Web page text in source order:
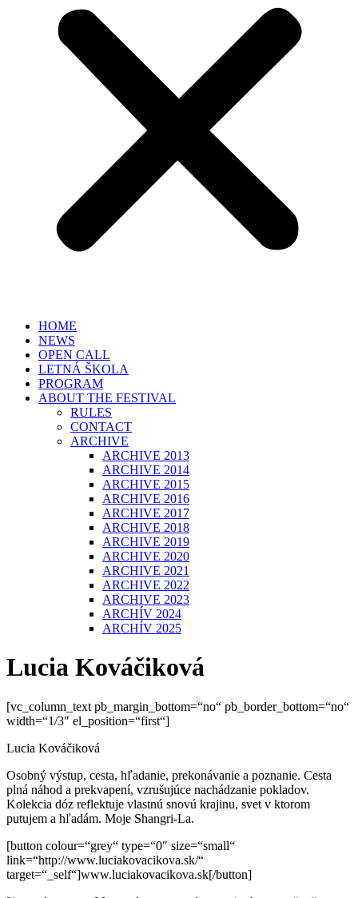
HOME
NEWS
OPEN CALL
LETNÁ ŠKOLA
PROGRAM
ABOUT THE FESTIVAL
RULES
CONTACT
ARCHIVE
ARCHIVE 2013
ARCHIVE 2014
ARCHIVE 2015
ARCHIVE 2016
ARCHIVE 2017
ARCHIVE 2018
ARCHIVE 2019
ARCHIVE 2020
ARCHIVE 2021
ARCHIVE 2022
ARCHIVE 2023
ARCHÍV 2024
ARCHÍV 2025
Lucia Kováčiková
[vc_column_text pb_margin_bottom=“no“ pb_border_bottom=“no“
width=“1/3″ el_position=“first“]
Lucia Kováčiková
Osobný výstup, cesta, hľadanie, prekonávanie a poznanie. Cesta
plná náhod a prekvapení, vzrušujúce nachádzanie pokladov.
Kolekcia dóz reflektuje vlastnú snovú krajinu, svet v ktorom
putujem a hľadám. Moje Shangri-La.
[button colour=“grey“ type=“0″ size=“small“
link=“http://www.luciakovacikova.sk/“
target=“_self“]www.luciakovacikova.sk[/button]